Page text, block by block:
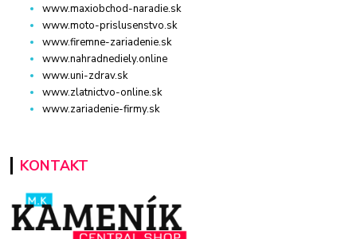
www.maxiobchod-naradie.sk
www.moto-prislusenstvo.sk
www.firemne-zariadenie.sk
www.nahradnediely.online
www.uni-zdrav.sk
www.zlatnictvo-online.sk
www.zariadenie-firmy.sk
KONTAKT